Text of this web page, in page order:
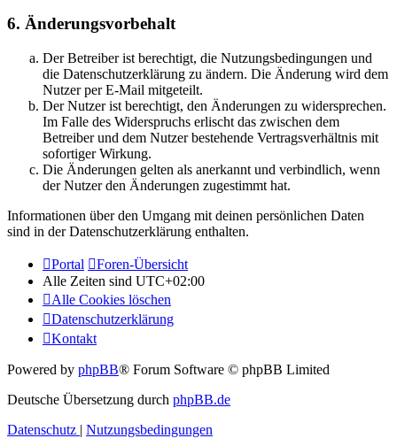
6. Änderungsvorbehalt
Der Betreiber ist berechtigt, die Nutzungsbedingungen und
die Datenschutzerklärung zu ändern. Die Änderung wird dem
Nutzer per E-Mail mitgeteilt.
Der Nutzer ist berechtigt, den Änderungen zu widersprechen.
Im Falle des Widerspruchs erlischt das zwischen dem
Betreiber und dem Nutzer bestehende Vertragsverhältnis mit
sofortiger Wirkung.
Die Änderungen gelten als anerkannt und verbindlich, wenn
der Nutzer den Änderungen zugestimmt hat.
Informationen über den Umgang mit deinen persönlichen Daten
sind in der Datenschutzerklärung enthalten.
Portal
Foren-Übersicht
Alle Zeiten sind UTC+02:00
Alle Cookies löschen
Datenschutzerklärung
Kontakt
Powered by phpBB® Forum Software © phpBB Limited
Deutsche Übersetzung durch phpBB.de
Datenschutz | Nutzungsbedingungen